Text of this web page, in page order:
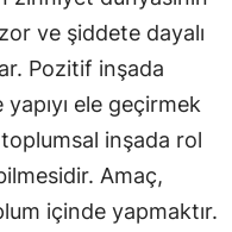
ve şiddete dayalı
Pozitif inşada
ele geçirmek
inşada rol
Amaç,
içinde yapmaktır.